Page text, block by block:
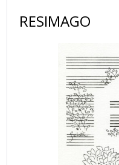
RESIMAGO